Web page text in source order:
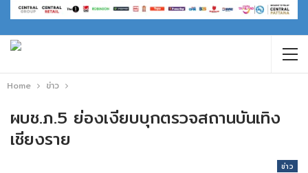
Home ข่าว
ผบช.ภ.5 ย่องเงียบบุกตรวจสถานบันเทิง
เชียงราย
ข่าว